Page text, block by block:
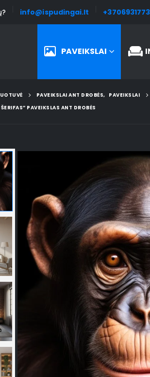
info@ispudingai.lt
PAVEIKSLAI
PAVEIKSLAI ANT DROBĖS, PAVEIKSLAI
PAVEIKSLAS ANT DROBĖS